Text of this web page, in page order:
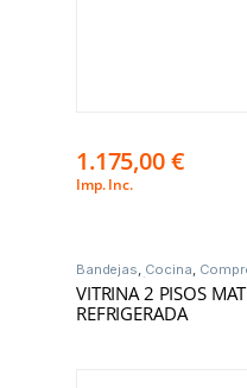
1.175,00€
Imp. Inc.
Bandejas, Cocina,
Vitrinas Frío
VITRINA 2 PISOS
REFRIGERADA